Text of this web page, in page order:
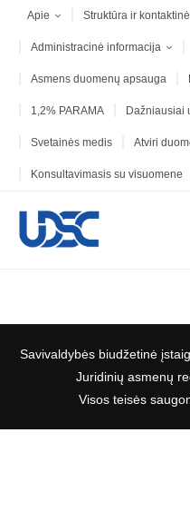
Apie Struktūra ir
Administracinė informacija
Asmens duomenų apsauga
1,2% PARAMA Dažniausiai
Svetainės medis Atviri
Konsultavimasis su visuomene
Savivaldybės biudžetinė
Juridinių asmenų
Visos teisės